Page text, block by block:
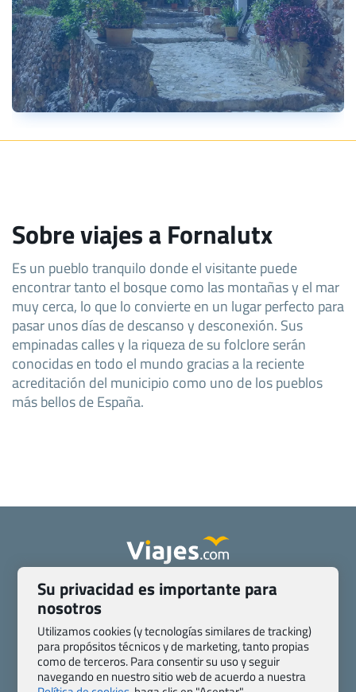
Sobre viajes a Fornalutx
Es un pueblo tranquilo donde el visitante puede
encontrar tanto el bosque como las montañas y el mar
muy cerca, lo que lo convierte en un lugar perfecto para
pasar unos días de descanso y desconexión. Sus
empinadas calles y la riqueza de su folclore serán
conocidas en todo el mundo gracias a la reciente
acreditación del municipio como uno de los pueblos
más bellos de España.
Quienes somos
Contacto
Pasaporte, Visado, Salud y otras disposiciones específicas
Blog de Viajes.com
Registro de agencias
Preguntas frecuentes
Condiciones generales
Política de privacidad y cookies
Transparencia
Todas las páginas – sitemap
Su privacidad es importante para
nosotros
Utilizamos cookies (y tecnologías similares de tracking)
para propósitos técnicos y de marketing, tanto propias
como de terceros. Para consentir su uso y seguir
navegando en nuestro sitio web de acuerdo a nuestra